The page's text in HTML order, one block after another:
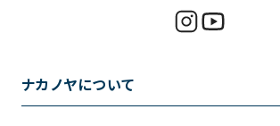
ナカノヤについて